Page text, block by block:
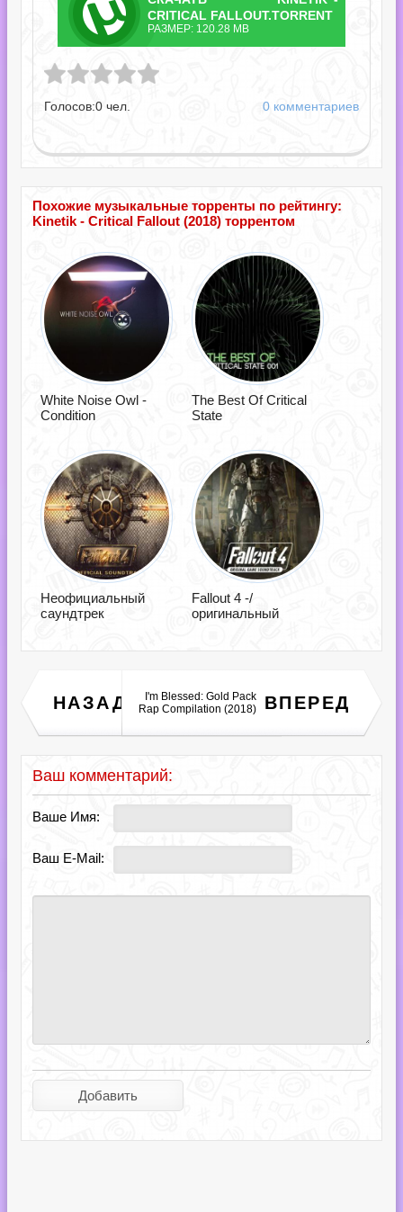
ТОРРЕНТ
CRITICAL FALLOUT.TORRENT
РАЗМЕР: 120.28 MB
Голосов:0 чел. 0 комментариев
Похожие музыкальные торренты по рейтингу:
Kinetik - Critical Fallout (2018) торрентом
White Noise Owl -
Condition
The Best Of Critical
State
Неофициальный
саундтрек
Fallout 4 -/
оригинальный
НАЗАД
Record Super Chart 567
(2018)
ВПЕРЕД
I'm Blessed: Gold Pack
Rap Compilation (2018)
Ваш комментарий:
Ваше Имя:
Ваш E-Mail: